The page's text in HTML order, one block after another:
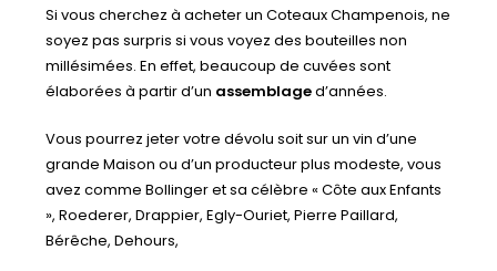
Si vous cherchez à acheter un Coteaux Champenois, ne
soyez pas surpris si vous voyez des bouteilles non
millésimées. En effet, beaucoup de cuvées sont
élaborées à partir d’un assemblaged’années.
Vous pourrez jeter votre dévolu soit sur un vin d’une
grande Maison ou d’un producteur plus modeste, vous
avez comme Bollinger et sa célèbre « Côte aux Enfants
», Roederer, Drappier, Egly-Ouriet, Pierre Paillard,
Bérêche, Dehours,